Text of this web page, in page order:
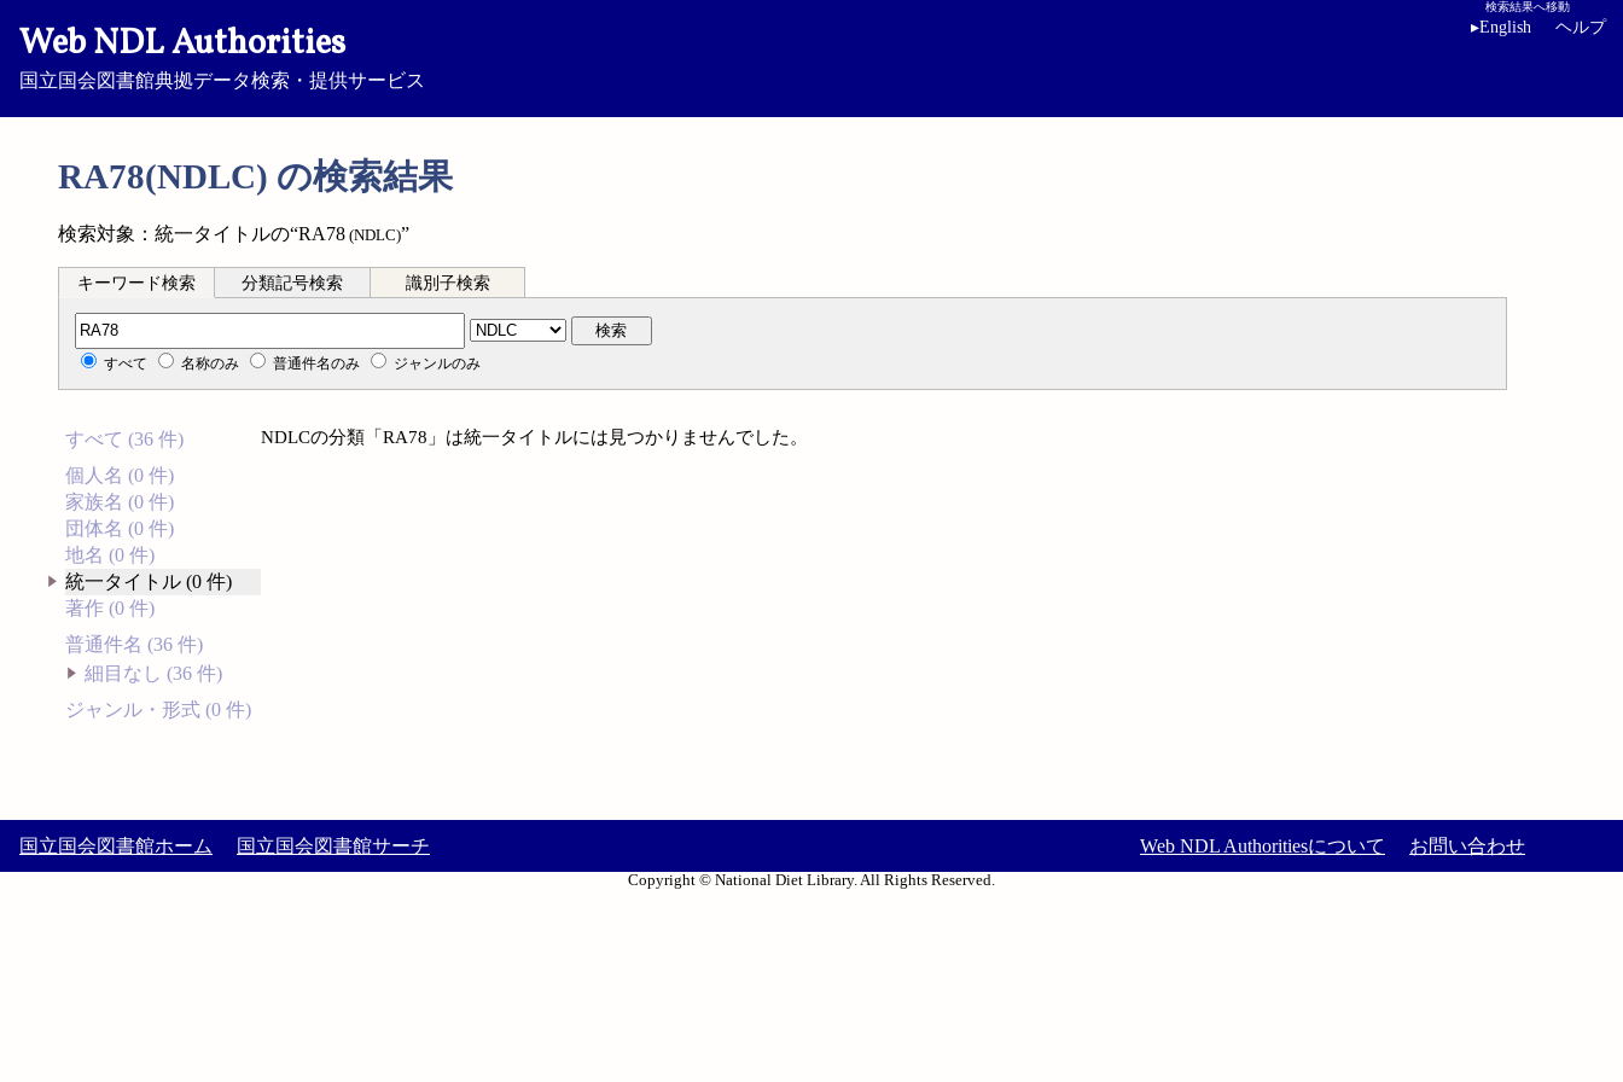
Web NDL Authorities
国立国会図書館典拠データ検索・提供サービス
検索結果へ移動
▸English ヘルプ
RA78(NDLC) の検索結果
検索対象：統一タイトルの“RA78 (NDLC)”
キーワード検索 分類記号検索 識別子検索
分類記号検索 検索
すべて 名称のみ 普通件名のみ ジャンルのみ
すべて (36 件)
個人名 (0 件)
家族名 (0 件)
団体名 (0 件)
地名 (0 件)
統一タイトル (0 件)
著作 (0 件)
普通件名 (36 件)
細目なし (36 件)
ジャンル・形式 (0 件)
NDLCの分類「RA78」は統一タイトルには見つかりませんでした。
国立国会図書館ホーム 国立国会図書館サーチ Web NDL Authoritiesについて お問い合わせ
Copyright © National Diet Library. All Rights Reserved.